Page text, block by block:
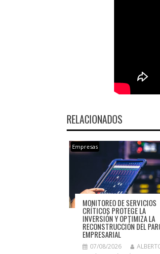
RELACIONADOS
Empresas
MONITOREO DE SERVICIOS
CRÍTICOS PROTEGE LA
INVERSIÓN Y OPTIMIZA LA
RECONSTRUCCIÓN DEL
EMPRESARIAL
07/08/2026